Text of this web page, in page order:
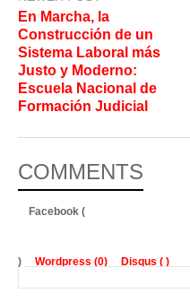
En Marcha, la
Construcción de un
Sistema Laboral más
Justo y Moderno:
Escuela Nacional de
Formación Judicial
COMMENTS
Facebook (
) Wordpress (0) Disqus ( )